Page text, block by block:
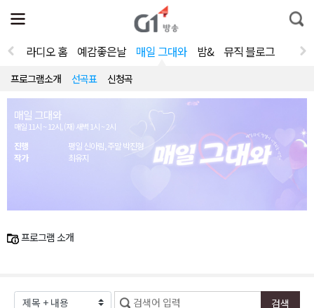
전
체
뉴
열
통
합
라디오 홈 예감좋은날 매일 그대와 밤& 뮤직 블로그
프로그램소개 선곡표 신청곡
매일 그대와
매일 11시 ~ 12시, (재) 새벽 1시 ~ 2시
진행
평일 신아림, 주말 박진형
작가
최유지
프로그램 소개